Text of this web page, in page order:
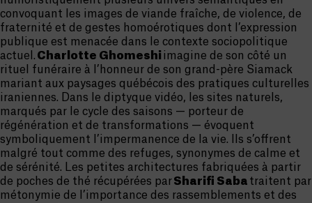
convoquant les images de viande fraîche, de violence, de
fraternité et de gestes homoérotiques dont l’expression
publique est menacée dans le contexte sociopolitique
actuel. Charlotte Ghomeshi imagine de son côté un
rituel funéraire à l’honneur de son grand-père Siamack
mariant aux paysages québécois des pratiques culturelles
iraniennes. Dans le diptyque vidéo, les sites naturels,
marqués par le cycle des saisons — porteur de
régénération et de transformations — évoquent
symboliquement l’impermanence de la vie. Ils s’offrent
malgré tout comme des refuges, synonymes de calme et
de sérénité. Les petites architectures fabriquées à partir
de poches de thé récupérées parSharifi Saba traitent par
métonymie de l’importance des rassemblements et des